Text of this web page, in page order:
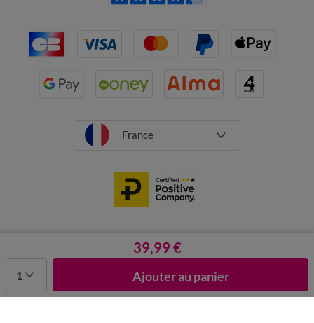
39,99 €
1 Ajouter au panier
France
Données personnelles